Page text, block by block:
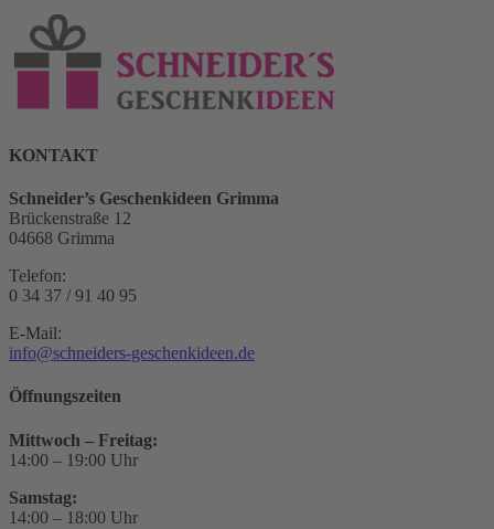
KONTAKT
Schneider’s Geschenkideen Grimma
Brückenstraße 12
04668 Grimma
Telefon:
0 34 37 / 91 40 95
E-Mail:
info@schneiders-geschenkideen.de
Öffnungszeiten
Mittwoch – Freitag:
14:00 – 19:00 Uhr
Samstag:
14:00 – 18:00 Uhr